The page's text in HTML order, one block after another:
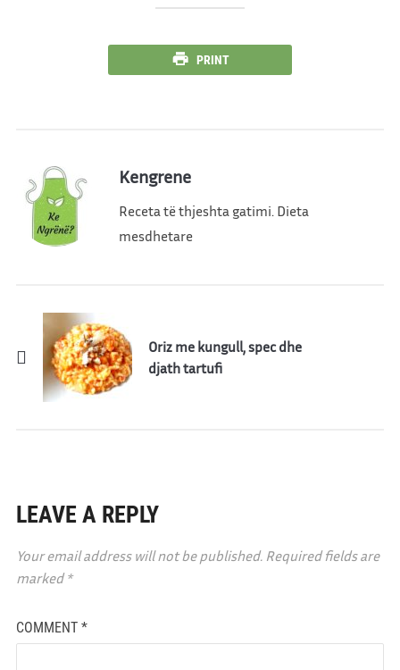
PRINT
Kengrene
Receta të thjeshta gatimi. Dieta
mesdhetare
Oriz me kungull, spec dhe
djath tartufi
LEAVE A REPLY
Your email address will not be published. Required fields are
marked*
COMMENT *